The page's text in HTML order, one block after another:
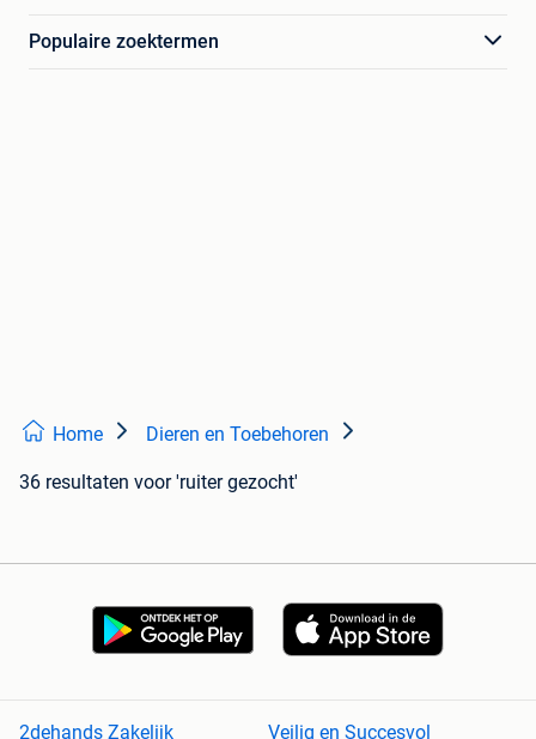
Populaire zoektermen
Home Dieren en Toebehoren
36 resultaten voor 'ruiter gezocht'
2dehands Zakelijk Veilig en Succesvol